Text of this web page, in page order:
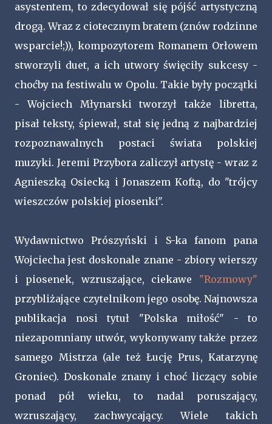
asystentem, to zdecydował się pójść artystyczną
drogą. Wraz z ciotecznym bratem (znów rodzinne
wsparcie!;)), kompozytorem Romanem Orłowem
stworzyli duet, a ich utwory święciły sukcesy -
choćby na festiwalu w Opolu. Takie były początki
- Wojciech Młynarski tworzył także libretta,
pisał teksty, śpiewał, stał się jedną z najbardziej
rozpoznawalnych postaci świata polskiej
muzyki. Jeremi Przybora zaliczył artystę - wraz z
Agnieszką Osiecką i Jonaszem Koftą, do "trójcy
wieszczów polskiej piosenki".
Wydawnictwo Prószyński i S-ka fanom pana
Wojciecha jest doskonale znane - zbiory wierszy
i piosenek, wzruszające, ciekawe "Rozmowy"
przybliżające czytelnikom jego osobę. Najnowsza
publikacja nosi tytuł "Polska miłość" - to
niezapomniany utwór, wykonywany także przez
samego Mistrza (ale też Łucję Prus, Katarzynę
Groniec). Doskonale znany i choć liczący sobie
ponad pół wieku, to nadal poruszający,
wzruszający, zachwycający. Wiele takich